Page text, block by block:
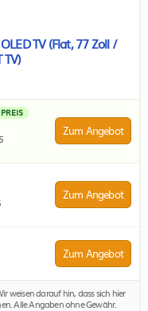
TV (Flat, 77 Zoll /
TV)
Zum Angebot
Zum Angebot
Zum Angebot
weisen darauf hin, dass sich hier
Alle Angaben ohne Gewähr.